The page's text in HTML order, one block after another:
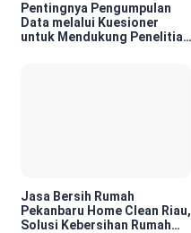
Pentingnya Pengumpulan
Data melalui Kuesioner
untuk Mendukung Penelitian
Jasa Bersih Rumah
Pekanbaru Home Clean Riau,
Solusi Kebersihan Rumah